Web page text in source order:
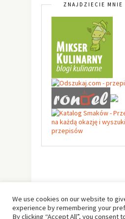
ZNAJDZIECIE MNIE
We use cookies on our website to
experience by remembering your
By clicking “Accept All”, you consent